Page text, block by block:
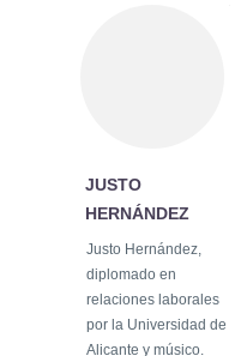
JUSTO
HERNÁNDEZ
Justo Hernández,
diplomado en
relaciones laborales
por la Universidad de
Alicante y músico.